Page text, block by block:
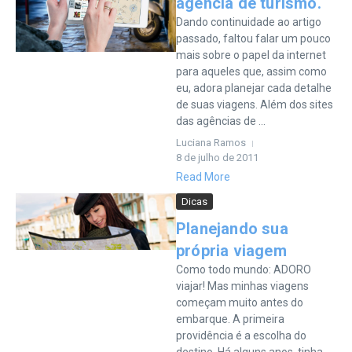
Dando continuidade ao artigo
passado, faltou falar um pouco
mais sobre o papel da internet
para aqueles que, assim como
eu, adora planejar cada detalhe
de suas viagens. Além dos sites
das agências de ...
Luciana Ramos
8 de julho de 2011
Read More
Dicas
Planejando sua
própria viagem
Como todo mundo: ADORO
viajar! Mas minhas viagens
começam muito antes do
embarque. A primeira
providência é a escolha do